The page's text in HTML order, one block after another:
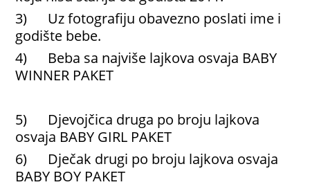
3) Uz fotografiju obavezno poslati ime i
godište bebe.
4) Beba sa najviše lajkova osvaja BABY
WINNER PAKET
5) Djevojčica druga po broju lajkova
osvaja BABY GIRL PAKET
6) Dječak drugi po broju lajkova osvaja
BABY BOY PAKET